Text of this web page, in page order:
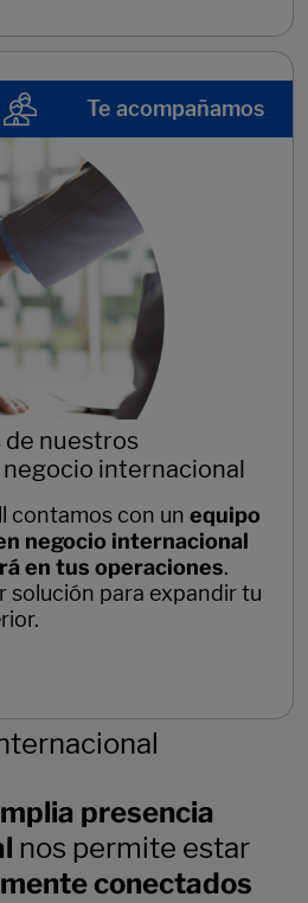
Te acompañamos
de nuestros
internacional
contamos con un equipo
negocio internacional
en tus operaciones.
solución para expandir tu
presencia
nos permite estar
conectados